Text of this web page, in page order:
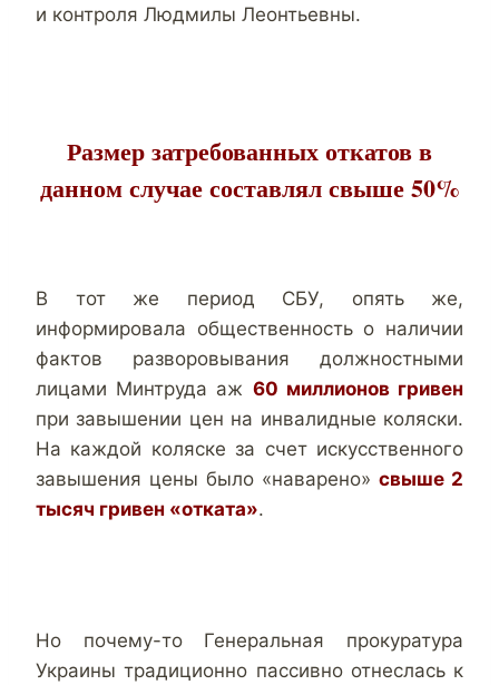
и контроля Людмилы Леонтьевны.
Размер затребованных откатов в
данном случае составлял свыше 50%
В тот же период СБУ, опять же,
информировала общественность о наличии
фактов разворовывания должностными
лицами Минтруда аж 60 миллионов гривен
при завышении цен на инвалидные коляски.
На каждой коляске за счет искусственного
завышения цены было «наварено» свыше 2
тысяч гривен «отката».
Но почему-то Генеральная прокуратура
Украины традиционно пассивно отнеслась к